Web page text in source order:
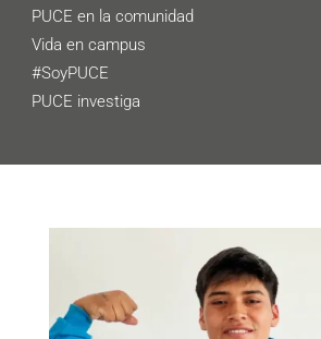
PUCE en la comunidad
Vida en campus
#SoyPUCE
PUCE investiga